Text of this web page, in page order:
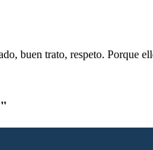
buen trato, respeto.